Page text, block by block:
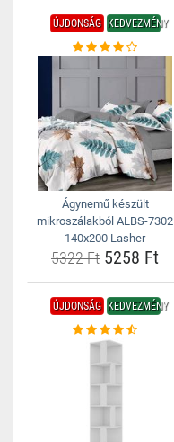
ÚJDONSÁG KEDVEZMÉNY
Ágynemű készült
mikroszálakból ALBS-7302
140x200 Lasher
5322 Ft 5258 Ft
ÚJDONSÁG KEDVEZMÉNY